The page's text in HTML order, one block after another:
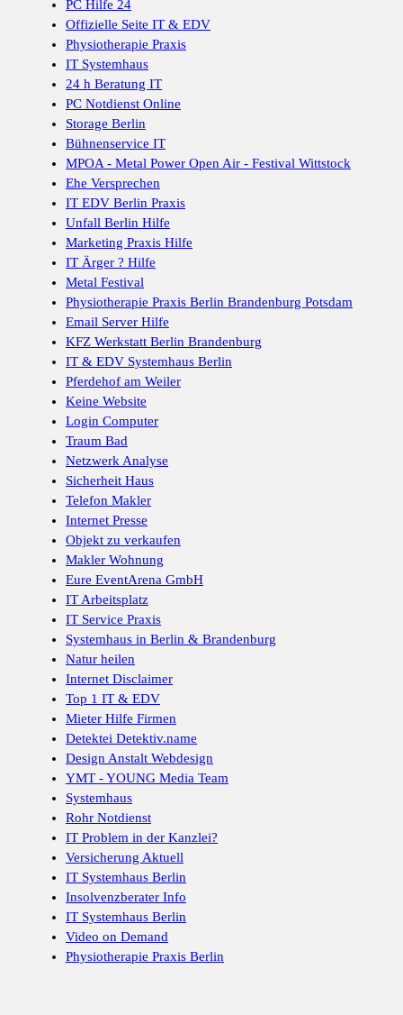
PC Hilfe 24
Offizielle Seite IT & EDV
Physiotherapie Praxis
IT Systemhaus
24 h Beratung IT
PC Notdienst Online
Storage Berlin
Bühnenservice IT
MPOA - Metal Power Open Air - Festival Wittstock
Ehe Versprechen
IT EDV Berlin Praxis
Unfall Berlin Hilfe
Marketing Praxis Hilfe
IT Ärger ? Hilfe
Metal Festival
Physiotherapie Praxis Berlin Brandenburg Potsdam
Email Server Hilfe
KFZ Werkstatt Berlin Brandenburg
IT & EDV Systemhaus Berlin
Pferdehof am Weiler
Keine Website
Login Computer
Traum Bad
Netzwerk Analyse
Sicherheit Haus
Telefon Makler
Internet Presse
Objekt zu verkaufen
Makler Wohnung
Eure EventArena GmbH
IT Arbeitsplatz
IT Service Praxis
Systemhaus in Berlin & Brandenburg
Natur heilen
Internet Disclaimer
Top 1 IT & EDV
Mieter Hilfe Firmen
Detektei Detektiv.name
Design Anstalt Webdesign
YMT - YOUNG Media Team
Systemhaus
Rohr Notdienst
IT Problem in der Kanzlei?
Versicherung Aktuell
IT Systemhaus Berlin
Insolvenzberater Info
IT Systemhaus Berlin
Video on Demand
Physiotherapie Praxis Berlin